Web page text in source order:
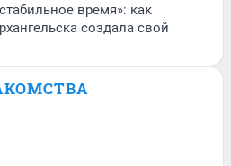
время»: как
создала свой